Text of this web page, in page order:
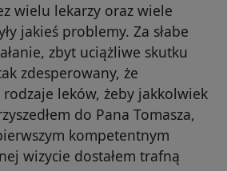
wielu lekarzy oraz wiele
jakieś problemy. Za słabe
zbyt uciążliwe skutku
zdesperowany, że
rodzaje leków, żeby jakkolwiek
do Pana Tomasza,
kompetentnym
wizycie dostałem trafną